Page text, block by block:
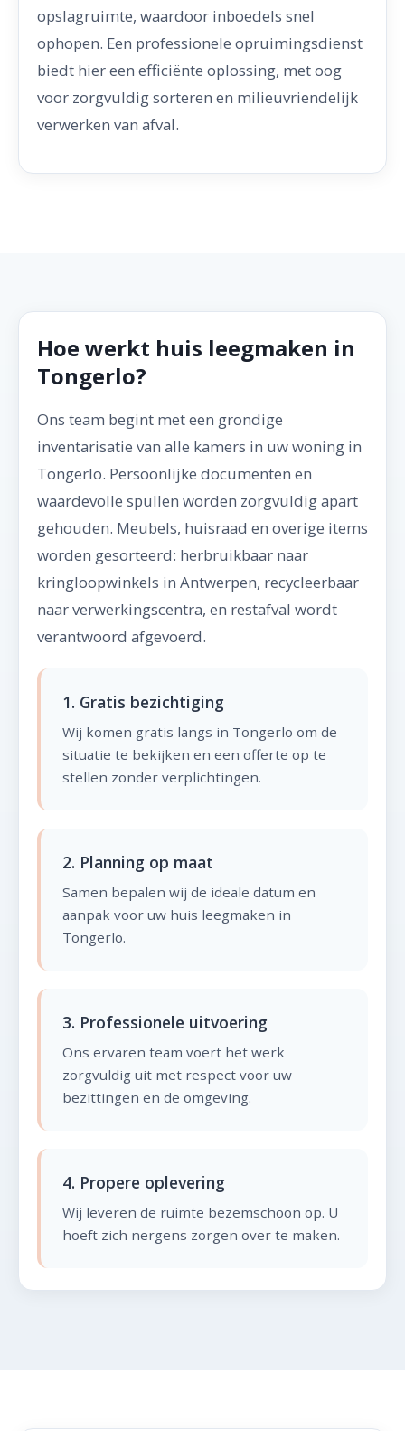
opslagruimte, waardoor inboedels snel
ophopen. Een professionele opruimingsdienst
biedt hier een efficiënte oplossing, met oog
voor zorgvuldig sorteren en milieuvriendelijk
verwerken van afval.
Hoe werkt huis leegmaken in
Tongerlo?
Ons team begint met een grondige
inventarisatie van alle kamers in uw woning in
Tongerlo. Persoonlijke documenten en
waardevolle spullen worden zorgvuldig apart
gehouden. Meubels, huisraad en overige items
worden gesorteerd: herbruikbaar naar
kringloopwinkels in Antwerpen, recycleerbaar
naar verwerkingscentra, en restafval wordt
verantwoord afgevoerd.
1. Gratis bezichtiging
Wij komen gratis langs in Tongerlo om de
situatie te bekijken en een offerte op te
stellen zonder verplichtingen.
2. Planning op maat
Samen bepalen wij de ideale datum en
aanpak voor uw huis leegmaken in
Tongerlo.
3. Professionele uitvoering
Ons ervaren team voert het werk
zorgvuldig uit met respect voor uw
bezittingen en de omgeving.
4. Propere oplevering
Wij leveren de ruimte bezemschoon op. U
hoeft zich nergens zorgen over te maken.